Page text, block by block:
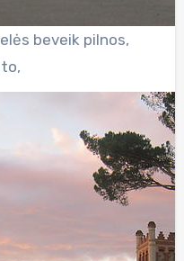
beveik pilnos,